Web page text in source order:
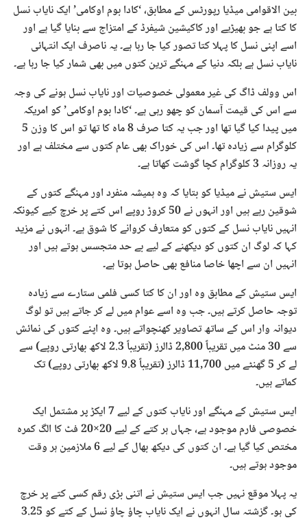
بین الاقوامی میڈیا رپورٹس کے مطابق، ‘کادا بوم اوکامی’ ایک نایاب نسل
کا کتا ہے جو بھیڑیے اور کاکیشین شیفرڈ کے امتزاج سے بنایا گیا ہے اور
اسے اپنی نسل کا پہلا کتا تصور کیا جا رہا ہے۔ یہ ناصرف ایک انتہائی
نایاب نسل ہے بلکہ دنیا کے مہنگے ترین کتوں میں بھی شمار کیا جا رہا ہے۔
اس وولف ڈاگ کی غیر معمولی خصوصیات اور نایاب نسل ہونے کی وجہ
سے اس کی قیمت آسمان کو چھو رہی ہے۔ ‘کادا بوم اوکامی’ کو امریکہ
میں پیدا کیا گیا تھا اور جب یہ کتا صرف 8 ماہ کا تھا تو اس کا وزن 5
کلوگرام سے زیادہ تھا۔ اس کی خوراک بھی عام کتوں سے مختلف ہے اور
یہ روزانہ 3 کلوگرام کچا گوشت کھاتا ہے۔
ایس ستیش نے میڈیا کو بتایا کہ وہ ہمیشہ منفرد اور مہنگے کتوں کے
شوقین رہے ہیں اور انہوں نے 50 کروڑ روپے اس کتے پر خرچ کیے کیونکہ
انہیں نایاب نسل کے کتوں کو متعارف کروانے کا شوق ہے۔ انہوں نے مزید
کہا کہ لوگ ان کتوں کو دیکھنے کے لیے بے حد متجسس ہوتے ہیں اور
انہیں ان سے اچھا خاصا منافع بھی حاصل ہوتا ہے۔
ایس ستیش کے مطابق وہ اور ان کا کتا کسی فلمی ستارے سے زیادہ
توجہ حاصل کرتے ہیں۔ جب وہ اسے عوام میں لے کر جاتے ہیں تو لوگ
دیوانہ وار اس کے ساتھ تصاویر کھنچواتے ہیں۔ وہ اپنے کتوں کی نمائش
سے 30 منٹ میں تقریباً 2,800 ڈالرز (تقریباً 2.3 لاکھ بھارتی روپے) سے
لے کر 5 گھنٹے میں 11,700 ڈالرز (تقریباً 9.8 لاکھ بھارتی روپے) تک
کماتے ہیں۔
ایس ستیش کے مہنگے اور نایاب کتوں کے لیے 7 ایکڑ پر مشتمل ایک
خصوصی فارم موجود ہے، جہاں ہر کتے کے لیے 20×20 فٹ کا الگ کمرہ
مختص کیا گیا ہے۔ ان کتوں کی دیکھ بھال کے لیے 6 ملازمین ہر وقت
موجود ہوتے ہیں۔
یہ پہلا موقع نہیں جب ایس ستیش نے اتنی بڑی رقم کسی کتے پر خرچ
کی ہو۔ گزشتہ سال انہوں نے ایک نایاب چاؤ چاؤ نسل کے کتے کو 3.25